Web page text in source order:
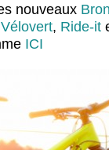
nouveaux
Vélovert, Ride-it
ICI